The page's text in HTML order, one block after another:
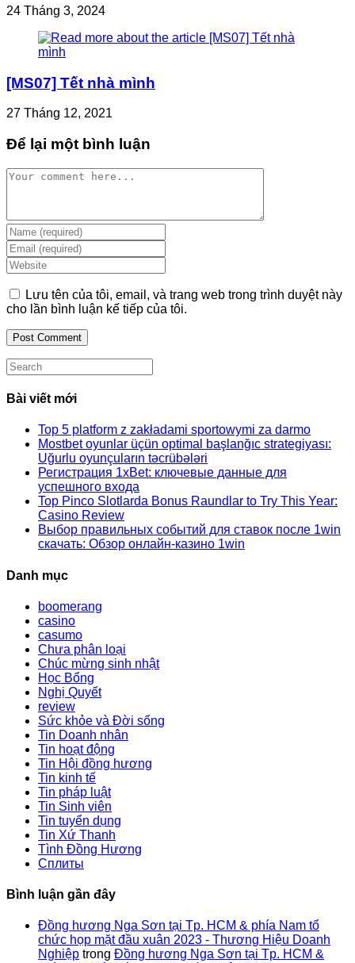
24 Tháng 3, 2024
[MS07] Tết nhà mình
27 Tháng 12, 2021
Để lại một bình luận
Comment
Enter
your
name
or
username
to
comment
Enter
your
email
address
to
comment
Enter
your
website
URL
Lưu tên của tôi, email, và trang web trong trình duyệt này
cho lần bình luận kế tiếp của tôi.
Search
this
website
Bài viết mới
Top 5 platform z zakładami sportowymi za darmo
Mostbet oyunlar üçün optimal başlanğıc strategiyası:
Uğurlu oyunçuların təcrübələri
Регистрация 1xBet: ключевые данные для
успешного входа
Top Pinco Slotlarda Bonus Raundlar to Try This Year:
Casino Review
Выбор правильных событий для ставок после 1win
скачать: Обзор онлайн-казино 1win
Danh mục
boomerang
casino
casumo
Chưa phân loại
Chúc mừng sinh nhật
Học Bổng
Nghị Quyết
review
Sức khỏe và Đời sống
Tin Doanh nhân
Tin hoạt động
Tin Hội đồng hương
Tin kinh tế
Tin pháp luật
Tin Sinh viên
Tin tuyển dụng
Tin Xứ Thanh
Tình Đồng Hương
Сплиты
Bình luận gần đây
Đồng hương Nga Sơn tại Tp. HCM & phía Nam tổ
chức họp mặt đầu xuân 2023 - Thương Hiệu Doanh
Nghiệp trong Đồng hương Nga Sơn tại Tp. HCM &